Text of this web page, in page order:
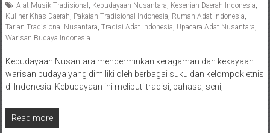
Alat Musik Tradisional
Kebudayaan Nusantara Kesenian Daerah Indonesia
Kuliner Khas Daerah Pakaian Tradisional Indonesia Rumah Adat Indonesia
Tarian Tradisional Nusantara Tradisi Adat Indonesia Upacara Adat Nusantara
Warisan Budaya Indonesia
Kebudayaan Nusantara mencerminkan keragaman dan kekayaan
warisan budaya yang dimiliki oleh berbagai suku dan kelompok etnis
di Indonesia. Kebudayaan ini meliputi tradisi, bahasa, seni,
Read more